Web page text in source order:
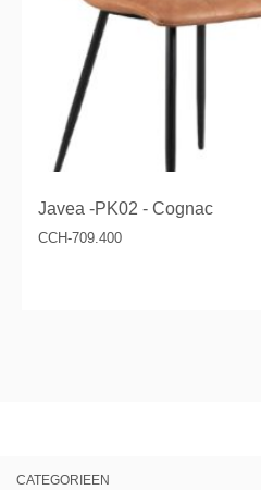
Javea -PK02 - Cognac
CCH-709.400
CATEGORIEEN